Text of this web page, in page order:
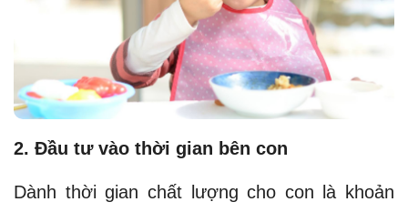
2. Đầu tư vào thời gian bên con
Dành thời gian chất lượng cho con là khoản